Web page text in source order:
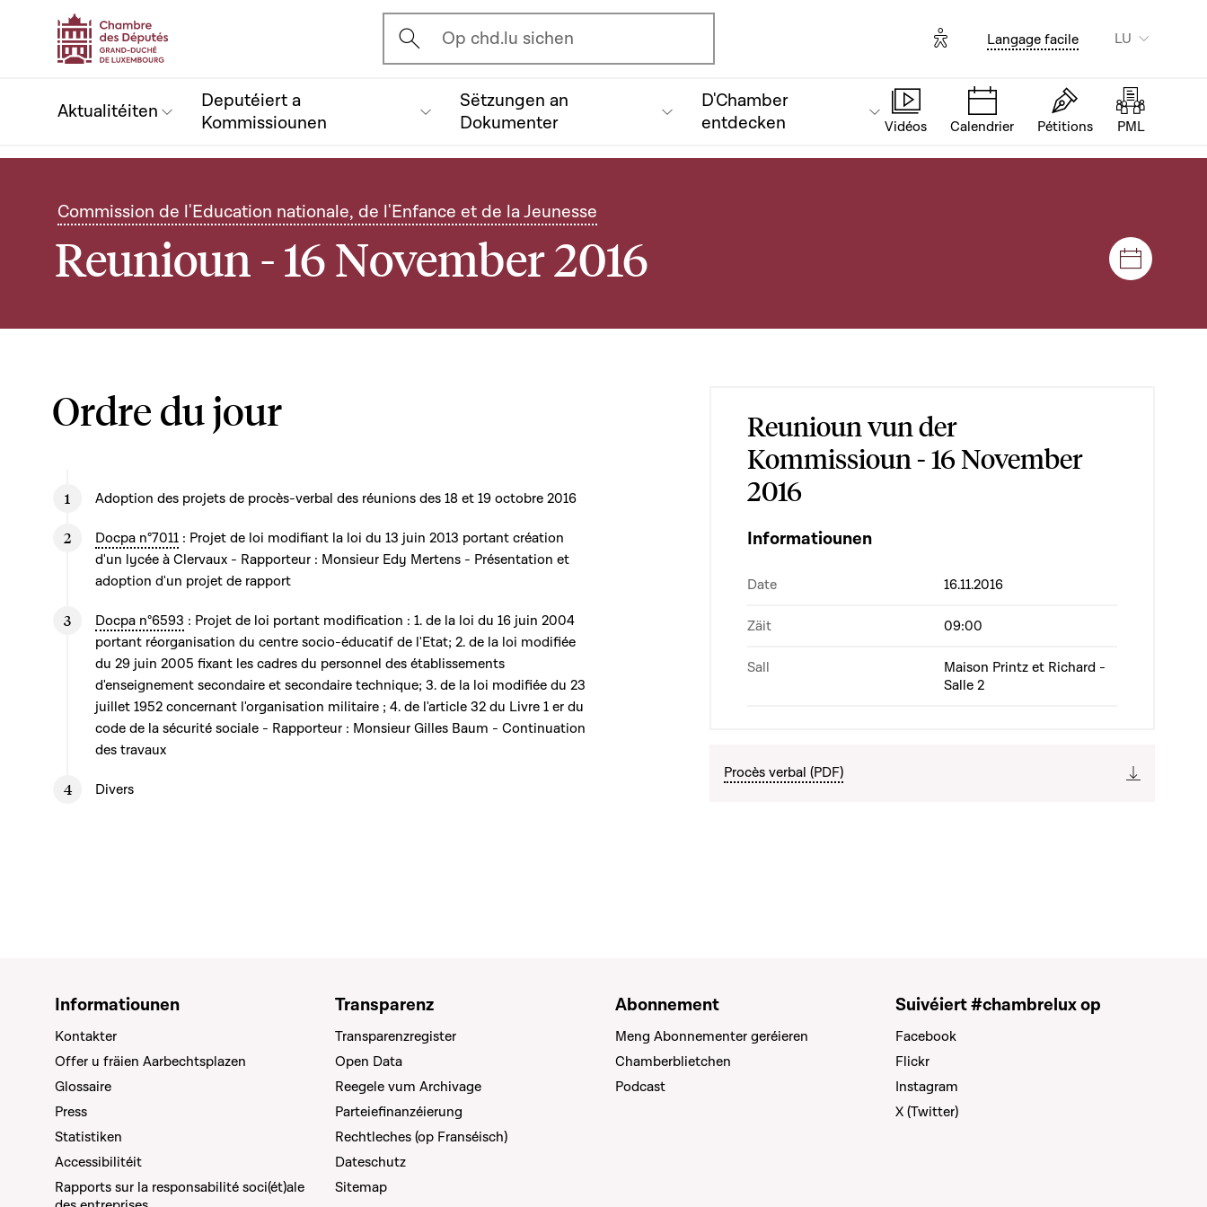
Ouvrir l'écran de recherche
Op chd.lu sichen Options d'accessibilité
Langage facile LU
Aktualitéiten
Deputéiert a
Kommissiounen
Sëtzungen an
Dokumenter
D'Chamber
entdecken
Vidéos Calendrier Pétitions PML
Commission de l'Education nationale, de l'Enfance et de la Jeunesse
Reunioun - 16 November 2016
Ordre du jour
Adoption des projets de procès-verbal des réunions des 18 et 19 octobre 2016
Docpa n°7011 : Projet de loi modifiant la loi du 13 juin 2013 portant création
d'un lycée à Clervaux - Rapporteur : Monsieur Edy Mertens - Présentation et
adoption d'un projet de rapport
Docpa n°6593 : Projet de loi portant modification : 1. de la loi du 16 juin 2004
portant réorganisation du centre socio-éducatif de l'Etat; 2. de la loi modifiée
du 29 juin 2005 fixant les cadres du personnel des établissements
d'enseignement secondaire et secondaire technique; 3. de la loi modifiée du 23
juillet 1952 concernant l'organisation militaire ; 4. de l'article 32 du Livre 1 er du
code de la sécurité sociale - Rapporteur : Monsieur Gilles Baum - Continuation
des travaux
Divers
Reunioun vun der
Kommissioun - 16 November
2016
Informatiounen
Date 16.11.2016
Zäit 09:00
Sall
Maison Printz et Richard -
Salle 2
Procès verbal (PDF)
Informatiounen
Kontakter
Offer u fräien Aarbechtsplazen
Glossaire
Press
Statistiken
Accessibilitéit
Rapports sur la responsabilité soci(ét)ale
Transparenz
Transparenzregister
Open Data
Reegele vum Archivage
Parteiefinanzéierung
Rechtleches (op Franséisch)
Dateschutz
Sitemap
Abonnement
Meng Abonnementer geréieren
Chamberblietchen
Podcast
Suivéiert #chambrelux op
Facebook
Flickr
Instagram
X (Twitter)